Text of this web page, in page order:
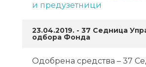
и предузетници
23.04.2019. - 37 Седница
одбора Фонда
Одобрена средства – 37